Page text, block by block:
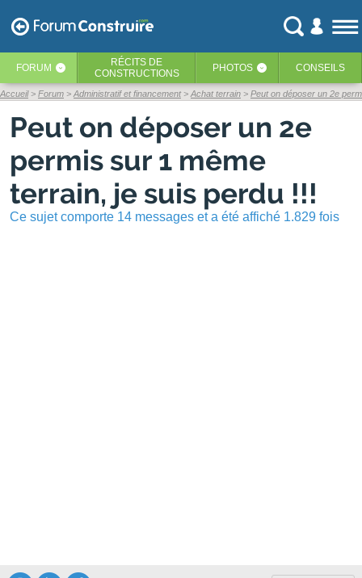
FORUM ‹ RÉCITS DE
CONSTRUCTIONS
PHOTOS ‹ CONSEILS
Accueil Forum Administratif et financement Achat terrain Peut on déposer un 2e
Peut on déposer un 2e
permis sur 1 même
terrain, je suis perdu !!!
Ce sujet comporte 14 messages et a été affiché 1.829 fois